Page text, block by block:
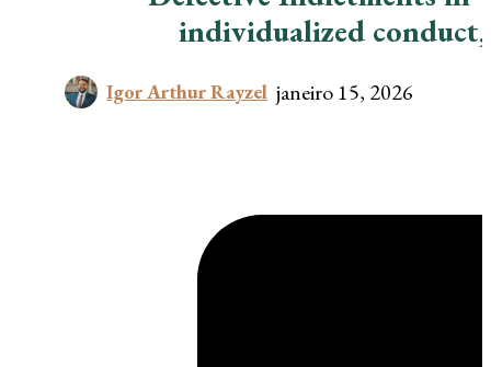
individualized conduct,
Igor Arthur Rayzel janeiro 15, 2026